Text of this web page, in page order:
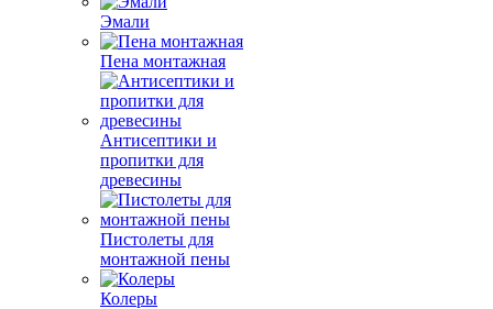
Эмали
Пена монтажная
Антисептики и
пропитки для
древесины
Пистолеты для
монтажной пены
Колеры